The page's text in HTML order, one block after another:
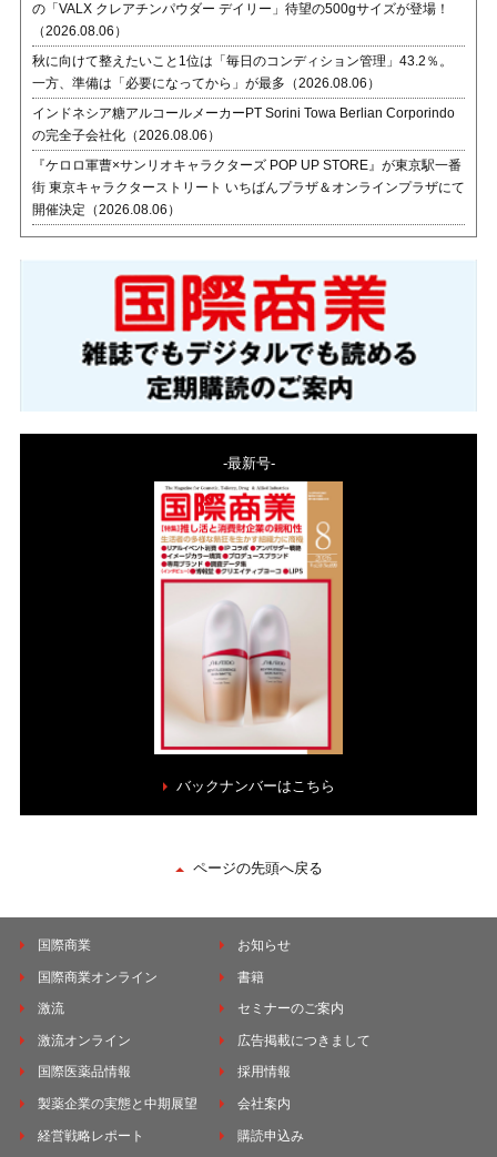
の「VALX クレアチンパウダー デイリー」待望の500gサイズが登場！
（2026.08.06）
秋に向けて整えたいこと1位は「毎日のコンディション管理」43.2％。
一方、準備は「必要になってから」が最多（2026.08.06）
インドネシア糖アルコールメーカーPT Sorini Towa Berlian Corporindo
の完全子会社化（2026.08.06）
『ケロロ軍曹×サンリオキャラクターズ POP UP STORE』が東京駅一番
街 東京キャラクターストリート いちばんプラザ＆オンラインプラザにて
開催決定（2026.08.06）
-最新号-
バックナンバーはこちら
ページの先頭へ戻る
国際商業
国際商業オンライン
激流
激流オンライン
国際医薬品情報
製薬企業の実態と中期展望
経営戦略レポート
お知らせ
書籍
セミナーのご案内
広告掲載につきまして
採用情報
会社案内
購読申込み